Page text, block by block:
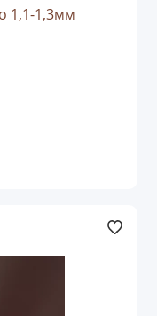
1,1-1,3мм